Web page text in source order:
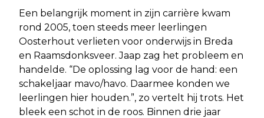
Een belangrijk moment in zijn carrière kwam
rond 2005, toen steeds meer leerlingen
Oosterhout verlieten voor onderwijs in Breda
en Raamsdonksveer. Jaap zag het probleem en
handelde. “De oplossing lag voor de hand: een
schakeljaar mavo/havo. Daarmee konden we
leerlingen hier houden.”, zo vertelt hij trots. Het
bleek een schot in de roos. Binnen drie jaar